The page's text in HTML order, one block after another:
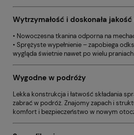
Wytrzymałość i doskonała
• Nowoczesna tkanina odporna na
• Sprężyste wypełnienie – zapobiega
wygląda świetnie nawet po wielu praniach
Wygodne w podróży
Lekka konstrukcja i łatwość składania
zabrać w podróż. Znajomy zapach i
komfort i bezpieczeństwo w nowym